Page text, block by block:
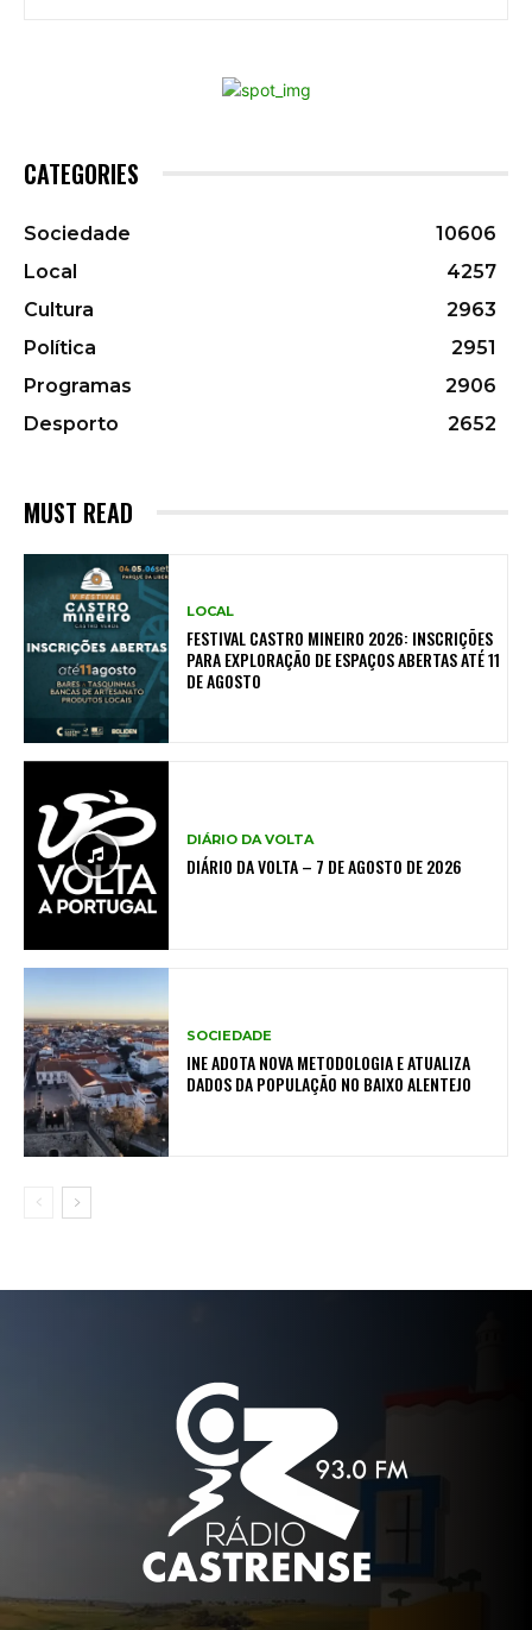
CATEGORIES
Sociedade
10606
Local
4257
Cultura
2963
Política
2951
Programas
2906
Desporto
2652
MUST READ
LOCAL
FESTIVAL CASTRO MINEIRO 2026: INSCRIÇÕES
PARA EXPLORAÇÃO DE ESPAÇOS ABERTAS ATÉ 11
DE AGOSTO
DIÁRIO DA VOLTA
DIÁRIO DA VOLTA – 7 DE AGOSTO DE 2026
SOCIEDADE
INE ADOTA NOVA METODOLOGIA E ATUALIZA
DADOS DA POPULAÇÃO NO BAIXO ALENTEJO